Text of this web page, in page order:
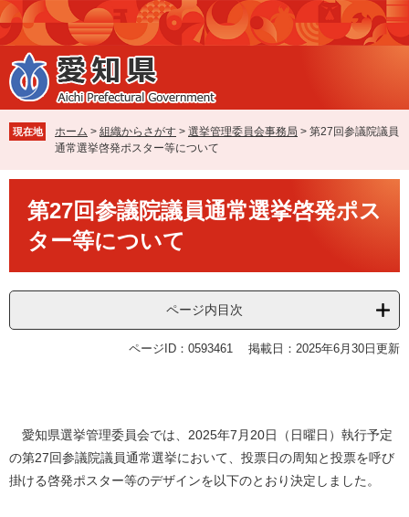
ペ
ー
ジ
の
先
で
す
メ
ニ
ュ
ー
を
ば
し
本
現在地 ホーム > 組織からさがす > 選挙管理委員会事務局 > 第27回参議院議員
通常選挙啓発ポスター等について
第27回参議院議員通常選挙啓発ポス
ター等について
ページ内目次
ページID：0593461 掲載日：2025年6月30日更新
愛知県選挙管理委員会では、2025年7月20日（日曜日）執行予定
の第27回参議院議員通常選挙において、投票日の周知と投票を呼び
掛ける啓発ポスター等のデザインを以下のとおり決定しました。